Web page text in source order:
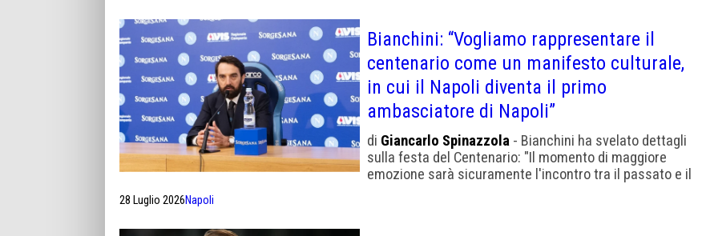
Bianchini: “Vogliamo rappresentare il
centenario come un manifesto culturale,
in cui il Napoli diventa il primo
ambasciatore di Napoli”
di Giancarlo Spinazzola - Bianchini ha svelato dettagli
sulla festa del Centenario: "Il momento di maggiore
emozione sarà sicuramente l'incontro tra il passato e il
28 Luglio 2026Napoli